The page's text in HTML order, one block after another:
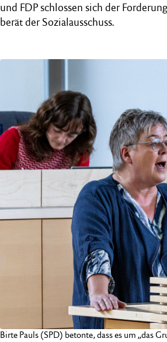
und FDP schlossen sich der
berät der Sozialausschuss.
Birte Pauls (SPD) betonte, dass es um „das